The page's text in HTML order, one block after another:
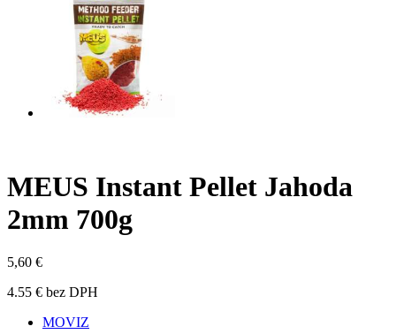
MEUS Instant Pellet Jahoda
2mm 700g
5,60 €
4.55 € bez DPH
MOVIZ